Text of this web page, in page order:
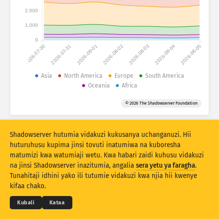
Takwimu shambulizi: Vifaa
Seti ya data
Zinazoingiliana
Sasisha Weka upya
Pakua kama PNG
2026-07-30 2026-07-31 2026-08-01 2026-08-02 2026-08-03 2026-08-04 2026-08-05
0
1,000
2,000
Asia North America Europe
South America
Oceania
Africa
© 2026 The Shadowserver Foundation
© 2026THE SHADOWSERVER FOUNDATION
Faragha na Masharti
Wasiliana Nasi Waliotunga
Shadowserver hutumia vidakuzi kukusanya uchanganuzi. Hii
huturuhusu kupima jinsi tovuti inatumiwa na kuboresha
matumizi kwa watumiaji wetu. Kwa habari zaidi kuhusu vidakuzi
na jinsi Shadowserver inazitumia, angalia sera yetu ya faragha.
Tunahitaji idhini yako ili tutumie vidakuzi kwa njia hii kwenye
kifaa chako.
Kubali Kataa